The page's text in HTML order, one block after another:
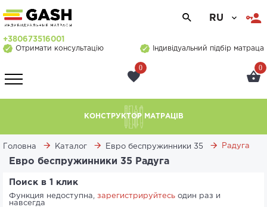
RU
+380673516001
Отримати консультацію
Індивідуальний підбір матраца
0 0
КОНСТРУКТОР МАТРАЦІВ
Головна Каталог Евро беспружинники 35 Радуга
Евро беспружинники 35 Радуга
Поиск в 1 клик
Функция недоступна, зарегистрируйтесь один раз и
навсегда